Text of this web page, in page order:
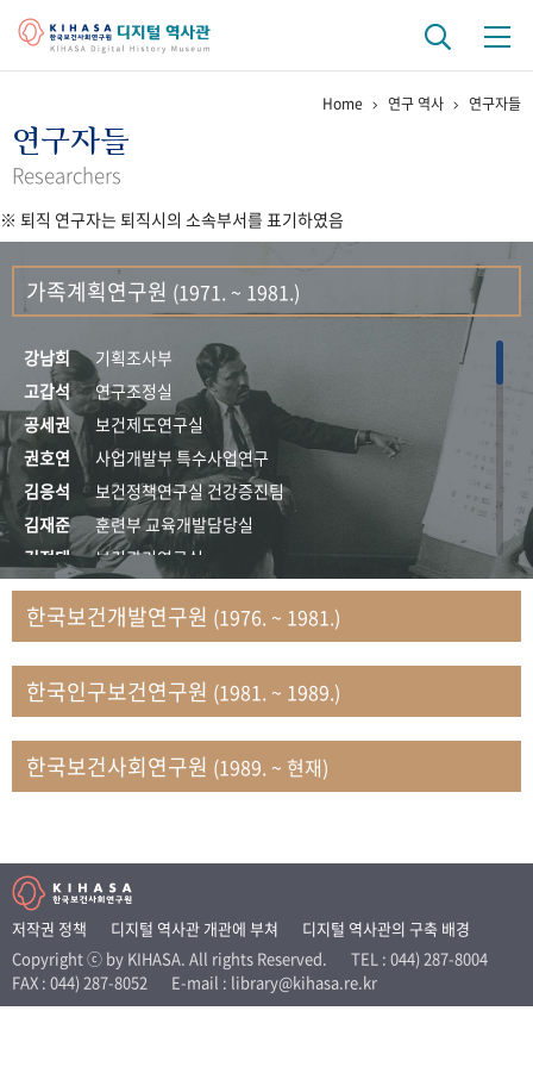
걸어온 길 기관 변천사
연구 역사
정책과 연구 키워드로 보는 연구 역사
연구자들
간행물 변천사
기록물 아카이브
사진 아카이브 문서 기록물 행정박물 영상 기록물
50+1주년 기념
성과 50선 숫자로 보는 50년
세계와 함께 한 KIHASA
VR 역사관
Home 연구 역사 연구자들
연구자들
Researchers
※ 퇴직 연구자는 퇴직시의 소속부서를 표기하였음
가족계획연구원 (1971. ~ 1981.)
강남희
기획조사부
고갑석
연구조정실
공세권
보건제도연구실
권호연
사업개발부 특수사업연구
김응석
보건정책연구실 건강증진팀
김재준
훈련부 교육개발담당실
김정태
보건관리연구실
김지자
연구부 사회개발담당실
김태룡
조사평가부 연구과
문현상
가족복지연구실 인구가족연구팀
박인화
보건정책연구실
박재빈
연구부 인구역학담당실
변종화
보건정책연구실 건강증진팀
송건용
보건정책연구실
송태민
정보통계연구실 빅데이터연구센터
신희설
사업개발부 국제협력연구실
이규식
의료보험연구실
이문기
훈련부
한국보건개발연구원 (1976. ~ 1981.)
한국인구보건연구원 (1981. ~ 1989.)
한국보건사회연구원 (1989. ~ 현재)
저작권 정책 디지털 역사관 개관에 부쳐
디지털 역사관의 구축 배경
Copyright ⓒ by KIHASA. All rights Reserved.
TEL : 044) 287-8004
FAX : 044) 287-8052
E-mail : library@kihasa.re.kr